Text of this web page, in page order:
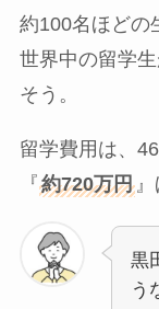
約100名ほどの
世界中の留学
そう。
留学費用は、
『約720万円』
黒
う